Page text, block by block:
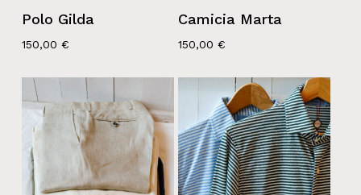
Polo Gilda
150,00 €
Camicia Marta
150,00€